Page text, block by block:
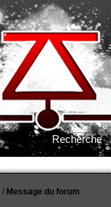
Recherche
/ Message du forum